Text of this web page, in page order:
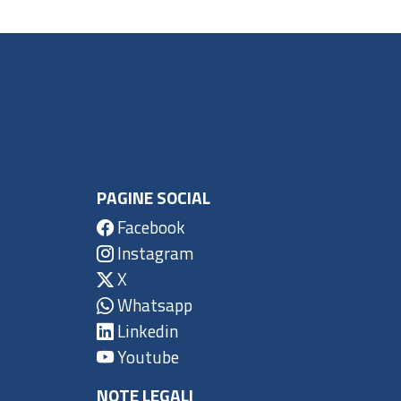
PAGINE SOCIAL
Facebook
Instagram
X
Whatsapp
Linkedin
Youtube
NOTE LEGALI